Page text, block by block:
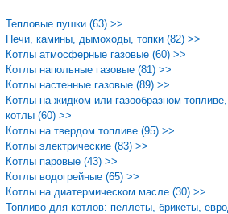
Тепловые пушки (63) >>
Печи, камины, дымоходы, топки (82) >>
Котлы атмосферные газовые (60) >>
Котлы напольные газовые (81) >>
Котлы настенные газовые (89) >>
Котлы на жидком или газообразном
котлы (60) >>
Котлы на твердом топливе (95) >>
Котлы электрические (83) >>
Котлы паровые (43) >>
Котлы водогрейные (65) >>
Котлы на диатермическом масле (30) >>
Топливо для котлов: пеллеты, брикеты,